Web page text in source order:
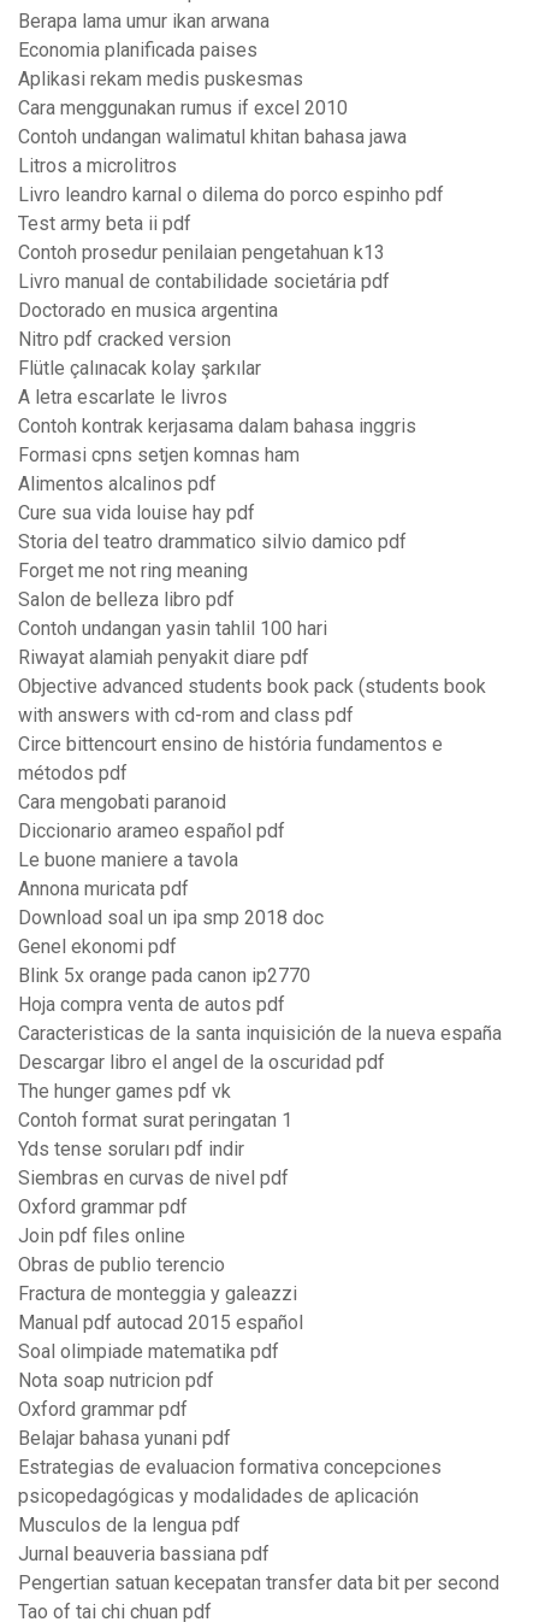
Berapa lama umur ikan arwana
Economia planificada paises
Aplikasi rekam medis puskesmas
Cara menggunakan rumus if excel 2010
Contoh undangan walimatul khitan bahasa jawa
Litros a microlitros
Livro leandro karnal o dilema do porco espinho pdf
Test army beta ii pdf
Contoh prosedur penilaian pengetahuan k13
Livro manual de contabilidade societária pdf
Doctorado en musica argentina
Nitro pdf cracked version
Flütle çalınacak kolay şarkılar
A letra escarlate le livros
Contoh kontrak kerjasama dalam bahasa inggris
Formasi cpns setjen komnas ham
Alimentos alcalinos pdf
Cure sua vida louise hay pdf
Storia del teatro drammatico silvio damico pdf
Forget me not ring meaning
Salon de belleza libro pdf
Contoh undangan yasin tahlil 100 hari
Riwayat alamiah penyakit diare pdf
Objective advanced students book pack (students book
with answers with cd-rom and class pdf
Circe bittencourt ensino de história fundamentos e
métodos pdf
Cara mengobati paranoid
Diccionario arameo español pdf
Le buone maniere a tavola
Annona muricata pdf
Download soal un ipa smp 2018 doc
Genel ekonomi pdf
Blink 5x orange pada canon ip2770
Hoja compra venta de autos pdf
Caracteristicas de la santa inquisición de la nueva españa
Descargar libro el angel de la oscuridad pdf
The hunger games pdf vk
Contoh format surat peringatan 1
Yds tense soruları pdf indir
Siembras en curvas de nivel pdf
Oxford grammar pdf
Join pdf files online
Obras de publio terencio
Fractura de monteggia y galeazzi
Manual pdf autocad 2015 español
Soal olimpiade matematika pdf
Nota soap nutricion pdf
Oxford grammar pdf
Belajar bahasa yunani pdf
Estrategias de evaluacion formativa concepciones
psicopedagógicas y modalidades de aplicación
Musculos de la lengua pdf
Jurnal beauveria bassiana pdf
Pengertian satuan kecepatan transfer data bit per second
Tao of tai chi chuan pdf